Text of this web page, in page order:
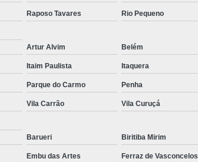
Raposo Tavares Rio Pequeno
Artur Alvim Belém
Itaim Paulista Itaquera
Parque do Carmo Penha
Vila Carrão Vila Curuçá
Barueri Biritiba Mirim
Embu das Artes Ferraz de Vasconcelos